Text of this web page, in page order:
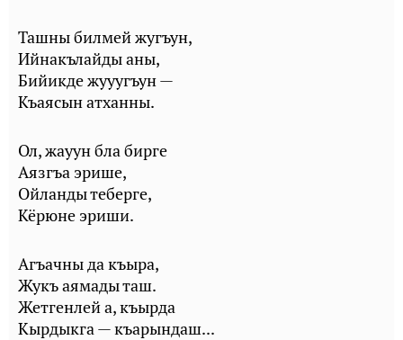
Ташны билмей жугъун,
Ийнакълайды аны,
Бийикде жууугъун —
Къаясын атханны.
Ол, жауун бла бирге
Аязгъа эрише,
Ойланды теберге,
Кёрюне эриши.
Агъачны да къыра,
Жукъ аямады таш.
Жетгенлей а, къырда
Кырдыкга — къарындаш...